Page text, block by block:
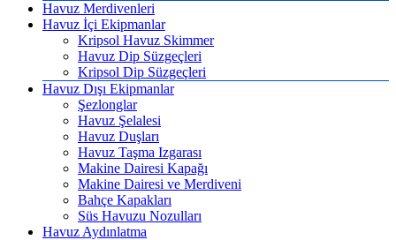
Havuz Merdivenleri
Havuz İçi Ekipmanlar
Kripsol Havuz Skimmer
Havuz Dip Süzgeçleri
Kripsol Dip Süzgeçleri
Havuz Dışı Ekipmanlar
Şezlonglar
Havuz Şelalesi
Havuz Duşları
Havuz Taşma Izgarası
Makine Dairesi Kapağı
Makine Dairesi ve Merdiveni
Bahçe Kapakları
Süs Havuzu Nozulları
Havuz Aydınlatma